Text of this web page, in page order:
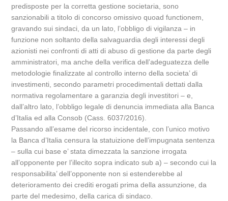
predisposte per la corretta gestione societaria, sono
sanzionabili a titolo di concorso omissivo quoad functionem,
gravando sui sindaci, da un lato, l’obbligo di vigilanza – in
funzione non soltanto della salvaguardia degli interessi degli
azionisti nei confronti di atti di abuso di gestione da parte degli
amministratori, ma anche della verifica dell’adeguatezza delle
metodologie finalizzate al controllo interno della societa’ di
investimenti, secondo parametri procedimentali dettati dalla
normativa regolamentare a garanzia degli investitori – e,
dall’altro lato, l’obbligo legale di denuncia immediata alla Banca
d’Italia ed alla Consob (Cass. 6037/2016).
Passando all’esame del ricorso incidentale, con l’unico motivo
la Banca d’Italia censura la statuizione dell’impugnata sentenza
– sulla cui base e’ stata dimezzata la sanzione irrogata
all’opponente per l’illecito sopra indicato sub a) – secondo cui la
responsabilita’ dell’opponente non si estenderebbe al
deterioramento dei crediti erogati prima della assunzione, da
parte del medesimo, della carica di sindaco.